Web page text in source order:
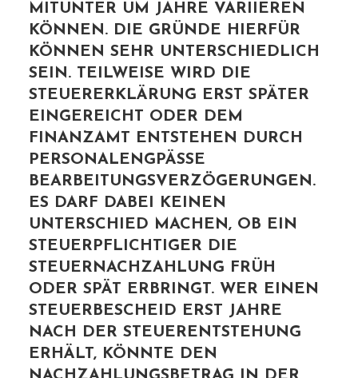
UNTER UM JAHRE VARIIEREN KÖN
NEN. DIE GRÜNDE HIERFÜR KÖN
NEN SEHR UNTERSCHIEDLICH SEI
N. TEILWEISE WIRD DIE STE
UERERKLÄRUNG ERST SPÄTER EIN
GEREICHT ODER DEM FIN
ANZAMT ENTSTEHEN DURCH PER
SONALENGPÄSSE BEA
RBEITUNGSVERZÖGERUNGEN. ES
DARF DABEI KEINEN UNT
ERSCHIED MACHEN, OB EIN STE
UERPFLICHTIGER DIE STE
UERNACHZAHLUNG FRÜH ODE
R SPÄT ERBRINGT. WER EINEN STE
UERBESCHEID ERST JAHRE NAC
H DER STEUERENTSTEHUNG ERH
ÄLT, KÖNNTE DEN NAC